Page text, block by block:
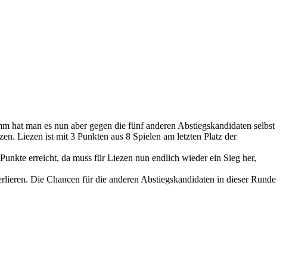
man es nun aber gegen die fünf anderen Abstiegskandidaten selbst
Liezen ist mit 3 Punkten aus 8 Spielen am letzten Platz der
erreicht, da muss für Liezen nun endlich wieder ein Sieg her,
Die Chancen für die anderen Abstiegskandidaten in dieser Runde